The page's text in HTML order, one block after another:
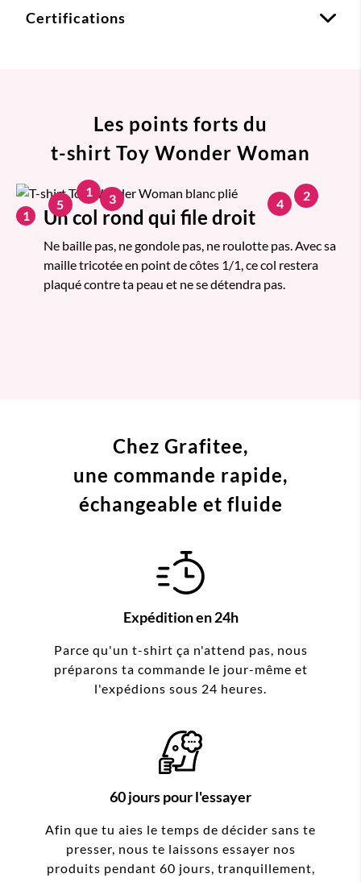
Certifications
Les points forts du
t-shirt Toy Wonder Woman
1 Un col rond qui file droit
Ne baille pas, ne gondole pas, ne roulotte pas. Avec sa
maille tricotée en point de côtes 1/1, ce col restera
plaqué contre ta peau et ne se détendra pas.
1 2
3 4
5
Chez Grafitee,
une commande rapide,
échangeable et fluide
Expédition en 24h
Parce qu'un t-shirt ça n'attend pas, nous
préparons ta commande le jour-même et
l'expédions sous 24 heures.
60 jours pour l'essayer
Afin que tu aies le temps de décider sans te
presser, nous te laissons essayer nos
produits pendant 60 jours, tranquillement,